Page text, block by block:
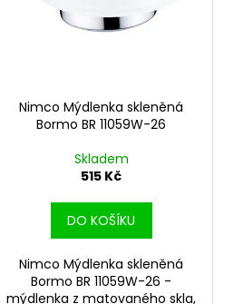
Nimco Mýdlenka skleněná
Bormo BR 11059W-26
Skladem
515 Kč
DO KOŠÍKU
Nimco Mýdlenka skleněná
Bormo BR 11059W-26 -
mýdlenka z matovaného skla,